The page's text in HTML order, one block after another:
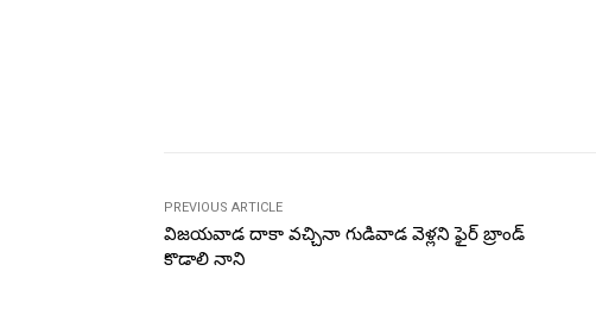
PREVIOUS ARTICLE
విజయవాడ దాకా వచ్చినా గుడివాడ వెళ్లని ఫైర్ బ్రాండ్
కొడాలి నాని